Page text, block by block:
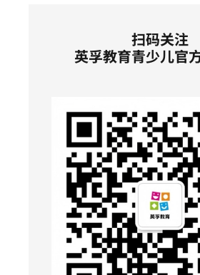
扫码关注
英孚教育青少儿官